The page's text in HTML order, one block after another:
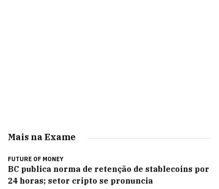
Mais na Exame
FUTURE OF MONEY
BC publica norma de retenção de stablecoins por
24 horas; setor cripto se pronuncia